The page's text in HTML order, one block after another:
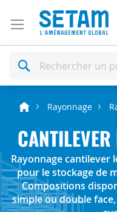
Rechercher
Rayonnage
Rayonnage cantilever
pour le stockage de
Compositions
simple ou double